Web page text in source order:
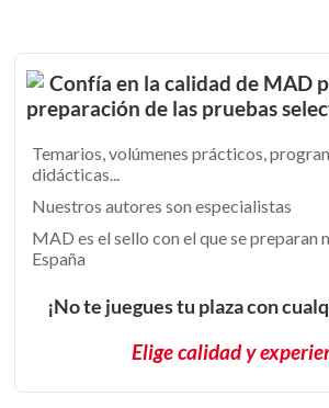
Confía en la calidad de MAD
preparación de las pruebas
Temarios, volúmenes prácticos,
didácticas...
Nuestros autores son especialistas
MAD es el sello con el que se preparan
España
¡No te juegues tu plaza con
Elige calidad y